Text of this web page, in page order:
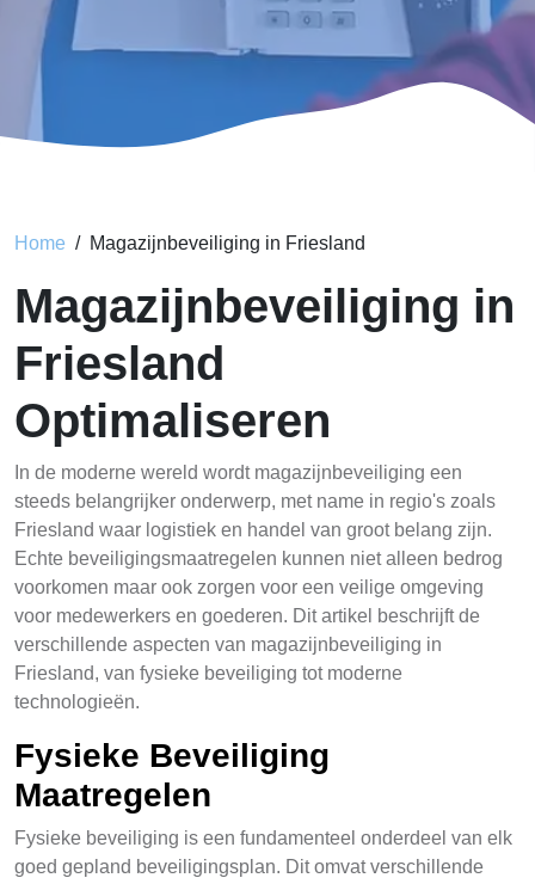
Home Magazijnbeveiliging in Friesland
Magazijnbeveiliging in
Friesland
Optimaliseren
In de moderne wereld wordt magazijnbeveiliging een
steeds belangrijker onderwerp, met name in regio's zoals
Friesland waar logistiek en handel van groot belang zijn.
Echte beveiligingsmaatregelen kunnen niet alleen bedrog
voorkomen maar ook zorgen voor een veilige omgeving
voor medewerkers en goederen. Dit artikel beschrijft de
verschillende aspecten van magazijnbeveiliging in
Friesland, van fysieke beveiliging tot moderne
technologieën.
Fysieke Beveiliging
Maatregelen
Fysieke beveiliging is een fundamenteel onderdeel van elk
goed gepland beveiligingsplan. Dit omvat verschillende